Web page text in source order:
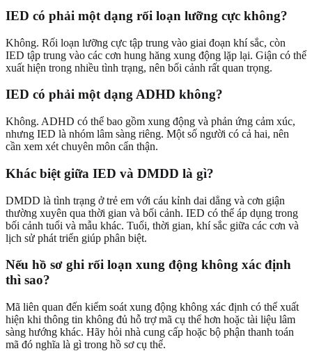
IED có phải một dạng rối loạn lưỡng cực không?
Không. Rối loạn lưỡng cực tập trung vào giai đoạn khí sắc, còn
IED tập trung vào các cơn hung hăng xung động lặp lại. Giận có thể
xuất hiện trong nhiều tình trạng, nên bối cảnh rất quan trọng.
IED có phải một dạng ADHD không?
Không. ADHD có thể bao gồm xung động và phản ứng cảm xúc,
nhưng IED là nhóm lâm sàng riêng. Một số người có cả hai, nên
cần xem xét chuyên môn cẩn thận.
Khác biệt giữa IED và DMDD là gì?
DMDD là tình trạng ở trẻ em với cáu kỉnh dai dẳng và cơn giận
thường xuyên qua thời gian và bối cảnh. IED có thể áp dụng trong
bối cảnh tuổi và mẫu khác. Tuổi, thời gian, khí sắc giữa các cơn và
lịch sử phát triển giúp phân biệt.
Nếu hồ sơ ghi rối loạn xung động không xác định
thì sao?
Mã liên quan đến kiểm soát xung động không xác định có thể xuất
hiện khi thông tin không đủ hỗ trợ mã cụ thể hơn hoặc tài liệu lâm
sàng hướng khác. Hãy hỏi nhà cung cấp hoặc bộ phận thanh toán
mã đó nghĩa là gì trong hồ sơ cụ thể.